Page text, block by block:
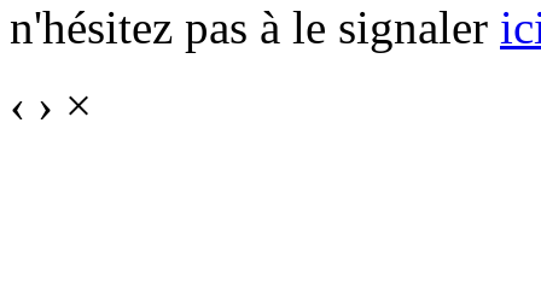
n'hésitez pas à le signaler
‹ › ×